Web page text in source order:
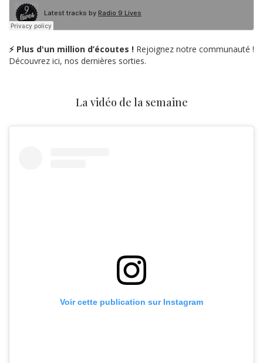
⚡ Plus d'un million d’écoutes ! Rejoignez notre communauté !
Découvrez ici, nos dernières sorties.
La vidéo de la semaine
Voir cette publication sur Instagram